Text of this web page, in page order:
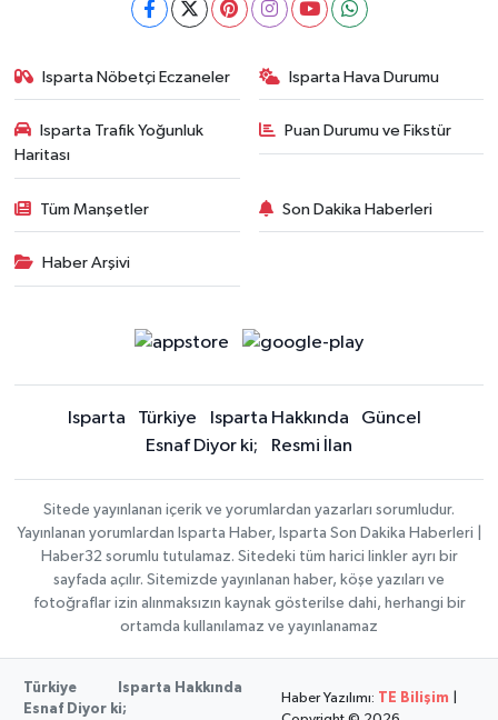
Isparta Nöbetçi Eczaneler Isparta Hava Durumu
Isparta Trafik Yoğunluk
Haritası
Puan Durumu ve Fikstür
Tüm Manşetler Son Dakika Haberleri
Haber Arşivi
Isparta Türkiye Isparta Hakkında
Güncel
Esnaf Diyor ki;
Resmi İlan
Sitede yayınlanan içerik ve yorumlardan yazarları sorumludur.
Yayınlanan yorumlardan Isparta Haber, Isparta Son Dakika Haberleri |
Haber32 sorumlu tutulamaz. Sitedeki tüm harici linkler ayrı bir
sayfada açılır. Sitemizde yayınlanan haber, köşe yazıları ve
fotoğraflar izin alınmaksızın kaynak gösterilse dahi, herhangi bir
ortamda kullanılamaz ve yayınlanamaz
Türkiye
Isparta Hakkında
Esnaf Diyor ki;
Haber Yazılımı: TE Bilişim